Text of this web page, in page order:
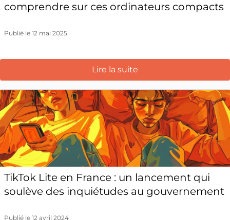
comprendre sur ces ordinateurs compacts
Publié le 12 mai 2025
Lire la suite
TikTok Lite en France : un lancement qui
soulève des inquiétudes au gouvernement
Publié le 12 avril 2024